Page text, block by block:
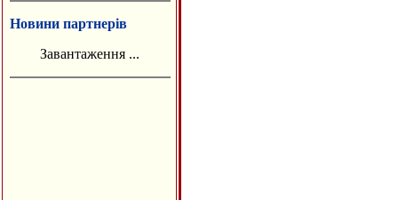
Новини партнерів
Завантаження ...